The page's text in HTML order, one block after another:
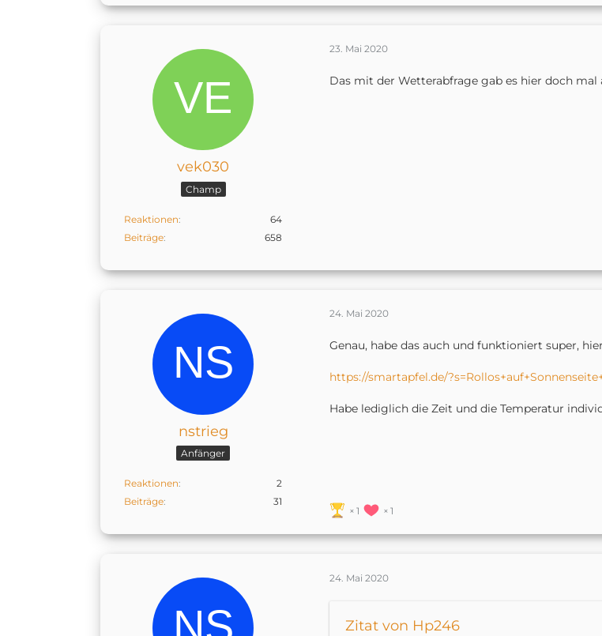
vek030
Champ
Reaktionen
64
Beiträge
658
23. Mai 2020
Das mit der Wetterabfrage gab es hier doch
nstrieg
Anfänger
Reaktionen
2
Beiträge
31
24. Mai 2020
Genau, habe das auch und funktioniert super,
https://smartapfel.de/
Habe lediglich die Zeit und die Temperatur
1 1
24. Mai 2020
Zitat von Hp246